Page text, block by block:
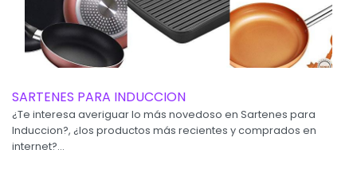
SARTENES PARA INDUCCION
¿Te interesa averiguar lo más novedoso en Sartenes para
Induccion?, ¿los productos más recientes y comprados en
internet?...